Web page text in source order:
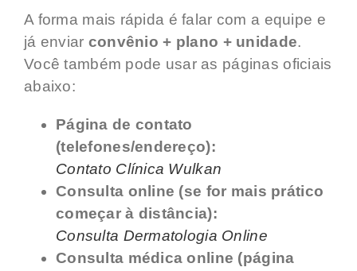
A forma mais rápida é falar com a equipe e
já enviar convênio + plano + unidade.
Você também pode usar as páginas oficiais
abaixo:
Página de contato
(telefones/endereço):
Contato Clínica Wulkan
Consulta online (se for mais prático
começar à distância):
Consulta Dermatologia Online
Consulta médica online (página